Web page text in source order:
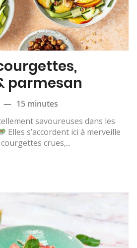
parmesan
— 15 minutes
savoureuses dans les
Elles s’accordent ici à merveille
crues,...